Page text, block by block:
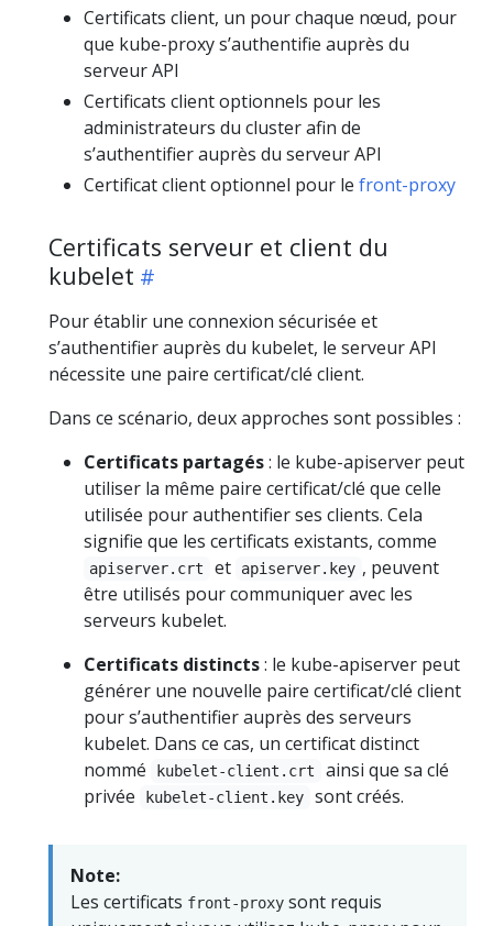
Certificats client, un pour chaque nœud, pour
que kube-proxy s’authentifie auprès du
serveur API
Certificats client optionnels pour les
administrateurs du cluster afin de
s’authentifier auprès du serveur API
Certificat client optionnel pour le front-proxy
Certificats serveur et client du
kubelet
Pour établir une connexion sécurisée et
s’authentifier auprès du kubelet, le serveur API
nécessite une paire certificat/clé client.
Dans ce scénario, deux approches sont possibles :
Certificats partagés: le kube-apiserver peut
utiliser la même paire certificat/clé que celle
utilisée pour authentifier ses clients. Cela
signifie que les certificats existants, comme
apiserver.crt et apiserver.key , peuvent
être utilisés pour communiquer avec les
serveurs kubelet.
Certificats distincts: le kube-apiserver peut
générer une nouvelle paire certificat/clé client
pour s’authentifier auprès des serveurs
kubelet. Dans ce cas, un certificat distinct
nommé
kubelet-client.crt
ainsi que sa clé
privée
kubelet-client.key sont créés.
Note:
Les certificats front-proxy sont requis